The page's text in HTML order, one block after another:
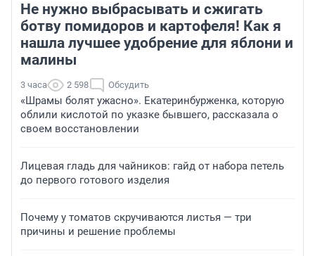
Не нужно выбрасывать и сжигать
ботву помидоров и картофеля! Как я
нашла лучшее удобрение для яблони и
малины
3 часа 2 598 Обсудить
«Шрамы болят ужасно». Екатеринбурженка, которую
облили кислотой по указке бывшего, рассказала о
своем восстановлении
Лицевая гладь для чайников: гайд от набора петель
до первого готового изделия
Почему у томатов скручиваются листья — три
причины и решение проблемы